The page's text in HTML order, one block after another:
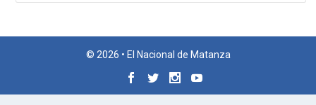
© 2026 • El Nacional de Matanza